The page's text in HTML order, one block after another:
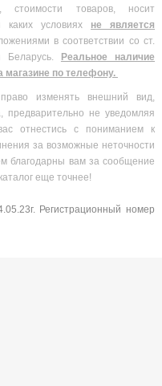
стоимости товаров, носит
условиях не является
в соответствии со ст.
Беларусь.
Реальное наличие
магазине по телефону.
изменять внешний вид,
предварительно не уведомляя
отнестись с пониманием к
за возможные неточности
благодарны вам за сообщение
еще точнее!
Регистрационный номер